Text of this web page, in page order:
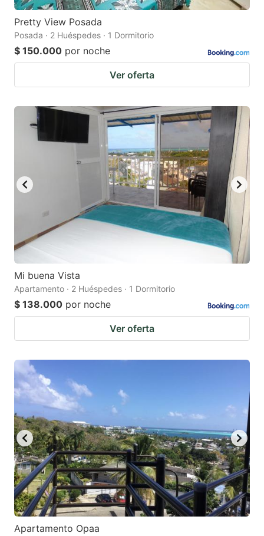
Pretty View Posada
Posada · 2 Huéspedes · 1 Dormitorio
$ 150.000 por noche
Ver oferta
Mi buena Vista
Apartamento · 2 Huéspedes · 1 Dormitorio
$ 138.000 por noche
Ver oferta
Apartamento Opaa